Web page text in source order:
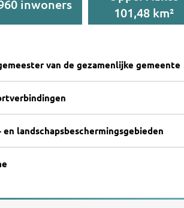
inwoners
101,48 km²
van de gezamenlijke gemeente
en landschapsbeschermingsgebieden